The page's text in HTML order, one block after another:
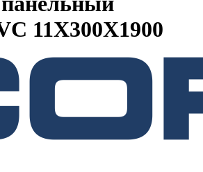
11Х300Х1900